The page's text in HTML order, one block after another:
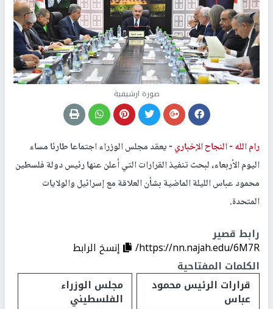
صورة ارشيفية
رام الله -النجاح الإخباري -يعقد مجلس الوزراء اجتماعا طارئا مساء
اليوم الأربعاء، لبحث تنفيذ القرارات التي أعلن عنها رئيس دولة فلسطين
محمود عباس الليلة الماضية بشأن العلاقة مع إسرائيل والولايات
المتحدة.
رابط قصير
https://nn.najah.edu/6M7R/
إنسخ الرابط
الكلمات المفتاحية
قرارات الرئيس محمود
عباس
مجلس الوزراء
الفلسطيني